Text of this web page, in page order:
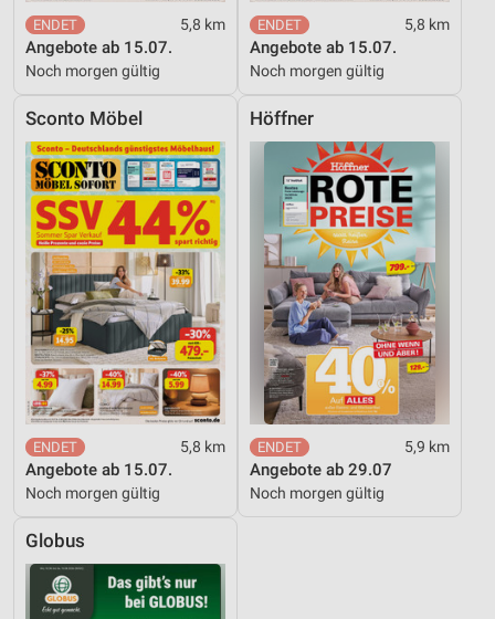
5,8 km
Angebote ab 15.07.
Noch morgen gültig
5,8 km
Angebote ab 15.07.
Noch morgen gültig
Sconto Möbel
5,8 km
Angebote ab 15.07.
Noch morgen gültig
Höffner
5,9 km
Angebote ab 29.07
Noch morgen gültig
Globus